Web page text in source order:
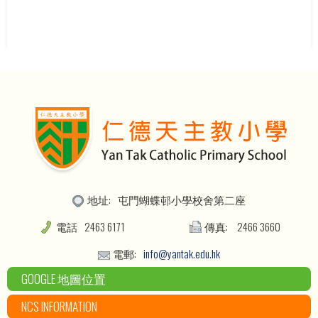
地址: 屯門蝴蝶邨小學校舍第二座
電話 2463 6171 傳真:
2466 3660
電郵: info@yantak.edu.hk
GOOGLE 地圖位置
NCS INFORMATION